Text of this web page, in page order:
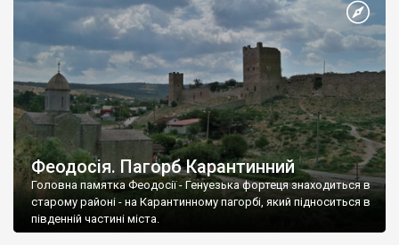
Феодосія. Пагорб Карантинний
Головна памятка Феодосії - Генуезька фортеця знаходиться в
старому районі - на Карантинному пагорбі, який підноситься в
південній частині міста.